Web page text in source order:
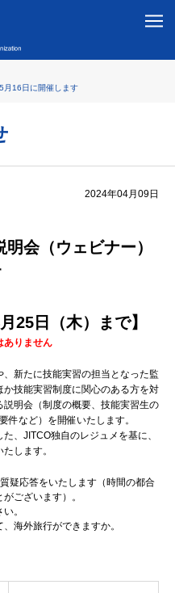
月16日に開催します
2024年04月09日
明会（ウェビナー）
25日（木）まで】
ありません
新たに技能実習の担当となった監
技能実習制度に関心のある方を対
明会（制度の概要、技能実習生の
件など）を開催いたします。
、JITCO独自のレジュメを基に、
します。
疑応答をいたします（時間の都合
ございます）。
。
海外旅行ができますか。